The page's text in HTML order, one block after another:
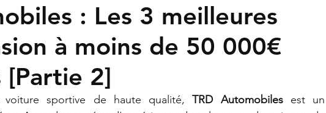
: Les 3 meilleures
à moins de 50 000€
2]
voiture sportive de haute qualité, TRD Automobiles est un